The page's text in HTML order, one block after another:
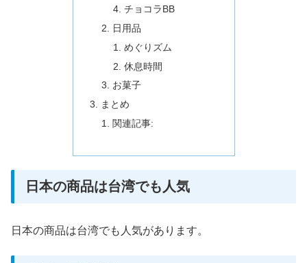
チョコラBB
日用品
めぐりズム
休息時間
お菓子
まとめ
関連記事:
日本の商品は台湾でも人気
日本の商品は台湾でも人気があります。